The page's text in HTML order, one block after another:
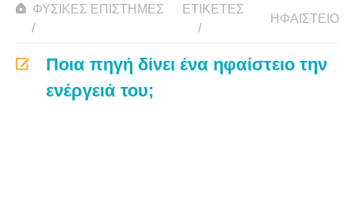
ΦΥΣΙΚΈΣ ΕΠΙΣΤΉΜΕΣ ΕΤΙΚΈΤΕΣ
ΗΦΑΊΣΤΕΙΟ
Ποια πηγή δίνει ένα ηφαίστειο την
ενέργειά του;